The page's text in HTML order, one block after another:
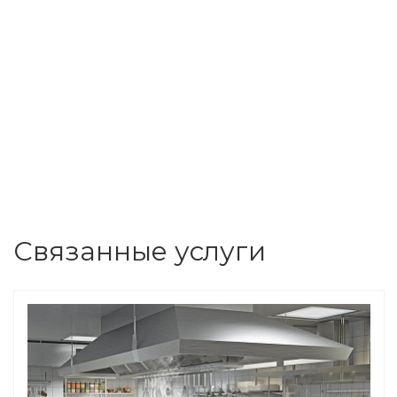
обработки кондиционера
Работа по кондиционированию предусматривает
прогон воздуха через внутренний блок сплит-
системы. В домашней атмосфере содержится
большое количество пыли и аллергенов. Помимо
Связанные услуги